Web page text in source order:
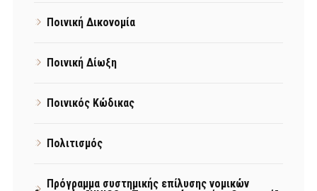
Ποινική Δικονομία
Ποινική Δίωξη
Ποινικός Κώδικας
Πολιτισμός
Πρόγραμμα συστημικής επίλυσης νομικών